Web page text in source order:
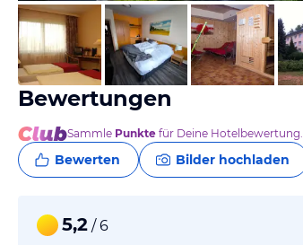
vom Hotelier, Dezember 2013
Bewertungen
Sammle Punkte für Deine Hotelbewertung.
Bewerten Bilder hochladen
5,2 / 6